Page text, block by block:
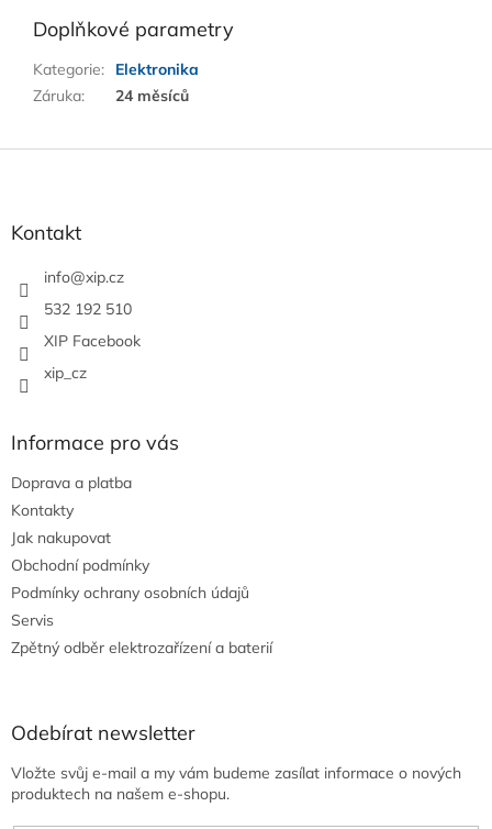
Doplňkové parametry
Kategorie:
Elektronika
Záruka: 24 měsíců
Kontakt
info@xip.cz
532 192 510
XIP Facebook
xip_cz
Informace pro vás
Doprava a platba
Kontakty
Jak nakupovat
Obchodní podmínky
Podmínky ochrany osobních údajů
Servis
Zpětný odběr elektrozařízení a baterií
Odebírat newsletter
Vložte svůj e-mail a my vám budeme zasílat informace o nových
produktech na našem e-shopu.